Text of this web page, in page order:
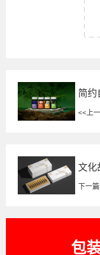
简
<< 上
文化
下一篇
包